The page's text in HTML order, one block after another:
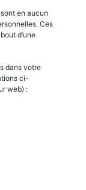
en aucun
Ces
d’une
dans votre
ci-
web) :